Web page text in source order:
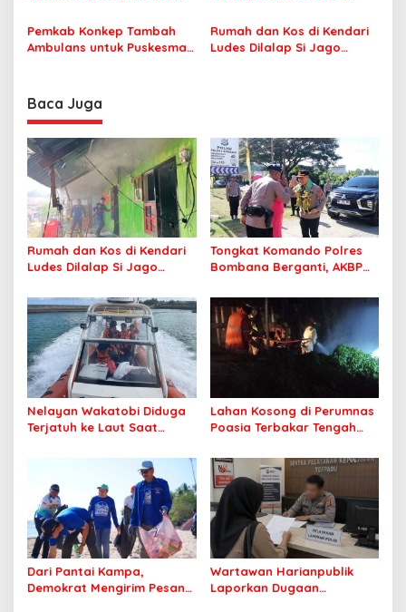
Berintegritas dan
Profesional Layani
Pemkab Konkep Tambah
Ambulans untuk Puskesmas
Rumah dan Kos di Kendari
Ludes Dilalap Si Jago
Baca Juga
Rumah dan Kos di Kendari
Ludes Dilalap Si Jago
Tongkat Komando Polres
Bombana Berganti, AKBP
Kepolisian Bombana
Nelayan Wakatobi Diduga
Terjatuh ke Laut Saat
Lahan Kosong di Perumnas
Poasia Terbakar Tengah
Dari Pantai Kampa,
Demokrat Mengirim Pesan
Wartawan Harianpublik
Laporkan Dugaan